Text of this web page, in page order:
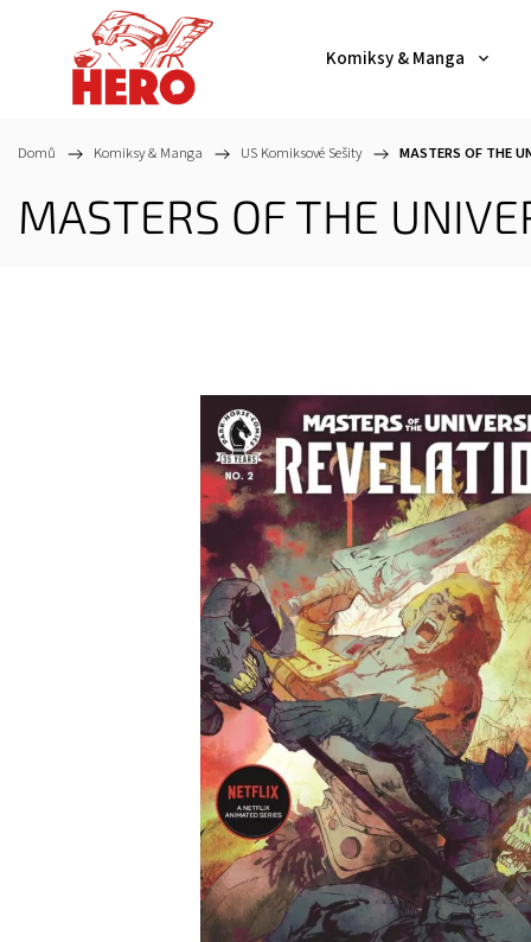
Komiksy & Manga
Domů / Komiksy & Manga / US Komiksové Sešity / MASTERS OF THE
MASTERS OF THE